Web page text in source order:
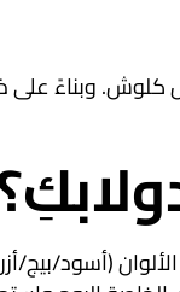
كلوش. وبناءً على
(أسود/